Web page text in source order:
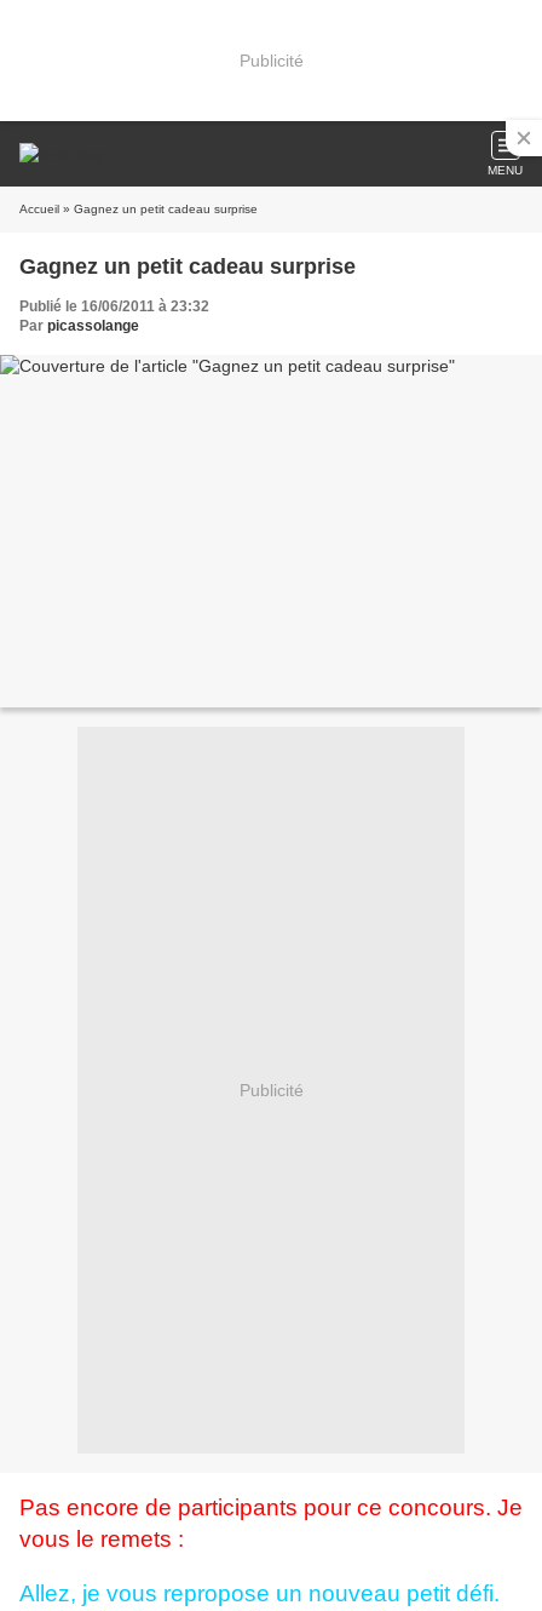
Publicité
MENU
Accueil » Gagnez un petit cadeau surprise
Gagnez un petit cadeau surprise
Publié le 16/06/2011 à 23:32
Par picassolange
Publicité
Pas encore de participants pour ce concours. Je
vous le remets :
Allez, je vous repropose un nouveau petit défi.